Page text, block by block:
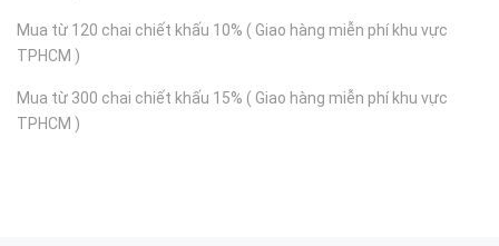
Mua từ 120 chai chiết khấu 10% ( Giao hàng miễn phí khu vực
TPHCM )
Mua từ 300 chai chiết khấu 15% ( Giao hàng miễn phí khu vực
TPHCM )